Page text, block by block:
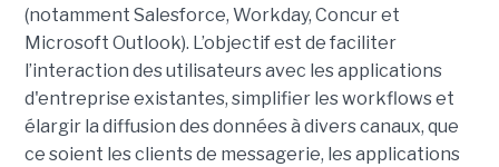
(notamment Salesforce, Workday, Concur et
Microsoft Outlook). L’objectif est de faciliter
l’interaction des utilisateurs avec les applications
d'entreprise existantes, simplifier les workflows et
élargir la diffusion des données à divers canaux, que
ce soient les clients de messagerie, les applications